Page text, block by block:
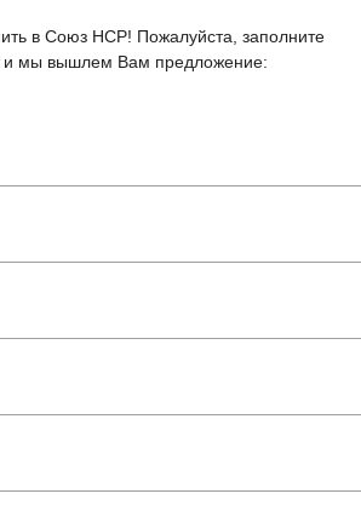
в Союз НСР! Пожалуйста, заполните
и мы вышлем Вам предложение: